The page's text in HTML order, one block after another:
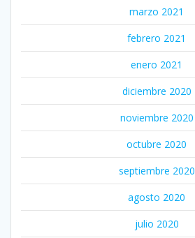
marzo 2021
febrero 2021
enero 2021
diciembre 2020
noviembre 2020
octubre 2020
septiembre 2020
agosto 2020
julio 2020